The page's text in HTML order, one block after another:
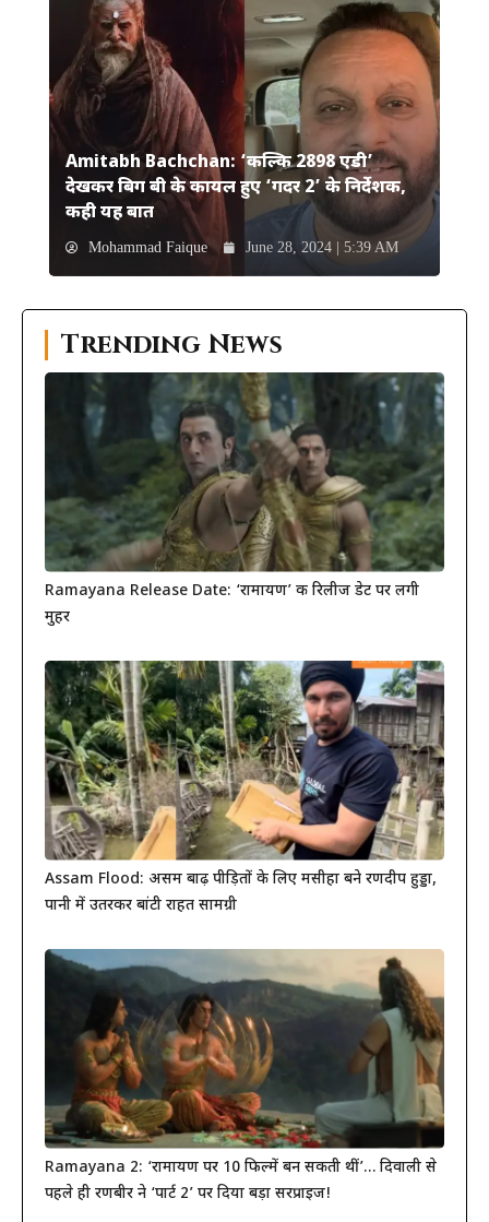
Amitabh Bachchan: ‘कल्कि 2898 एडी’
देखकर बिग बी के कायल हुए ‘गदर 2’ के निर्देशक,
कही यह बात
Mohammad Faique June 28, 2024 | 5:39 AM
Trending News
Ramayana Release Date: ‘रामायण’ की रिलीज डेट पर लगी
मुहर
Assam Flood: असम बाढ़ पीड़ितों के लिए मसीहा बने रणदीप हुड्डा,
पानी में उतरकर बांटी राहत सामग्री
Ramayana 2: ‘रामायण पर 10 फिल्में बन सकती थीं’… दिवाली से
पहले ही रणबीर ने ‘पार्ट 2’ पर दिया बड़ा सरप्राइज!